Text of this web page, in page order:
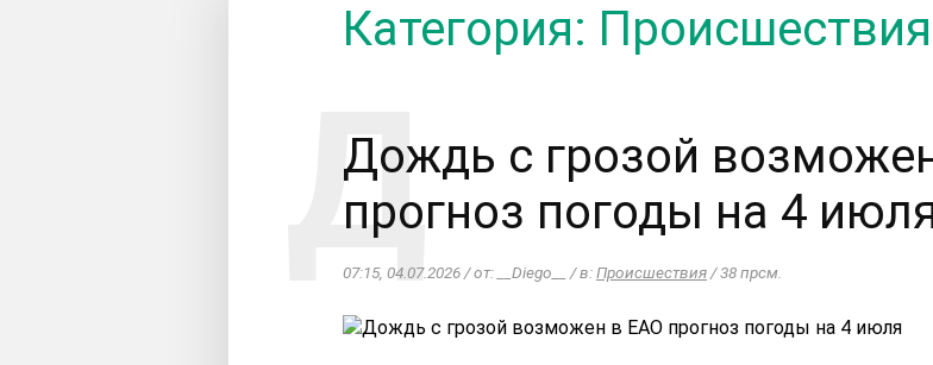
Категория: Происшествия
Дождь с грозой
прогноз погоды на 4
07:15, 04.07.2026 / от: __Diego__ / в:Происшествия/ 38 прсм.